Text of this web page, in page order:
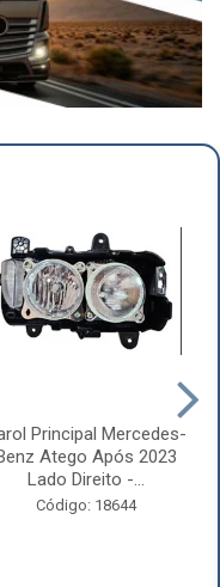
Principal Mercedes-
Atego Após 2023
Lado Direito -...
Código: 18644